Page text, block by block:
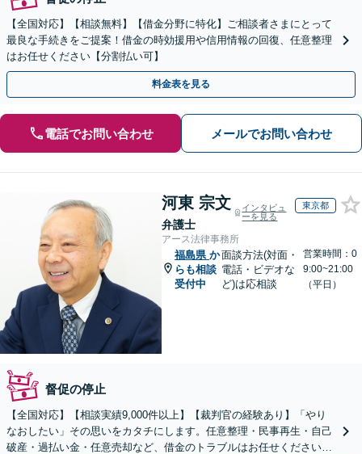
【全国対応】【相談無料】【借金分野に特化】ご相談者さまにとって
最良な手続きをご提案！借金の時効援用や信用情報の回復、任意整理
はお任せください【分割払い可】
料金表を見る
電話でお問い合わせ メールでお問い合わせ
河東 宗文
弁護士
インタビュ
ーを見る
東京都
アース法律事務所
福島県 か
らも相談
受付中
面談方法(対面・
電話・ビデオな
ど)は応相談
営業時間：0
9:00~21:00
（平日）
督促の停止
【全国対応】【相談実績9,000件以上】【裁判官の経験あり】「やり
なおしたい」その思いをカタチにします。任意整理・民事再生・自己
破産・過払い金・任意売却など、借金のトラブルはお任せください。